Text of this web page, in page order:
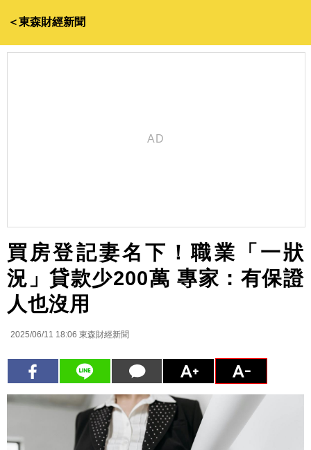
＜東森財經新聞
買房登記妻名下！職業「一狀
況」貸款少200萬 專家：有保證
人也沒用
2025/06/11 18:06 東森財經新聞